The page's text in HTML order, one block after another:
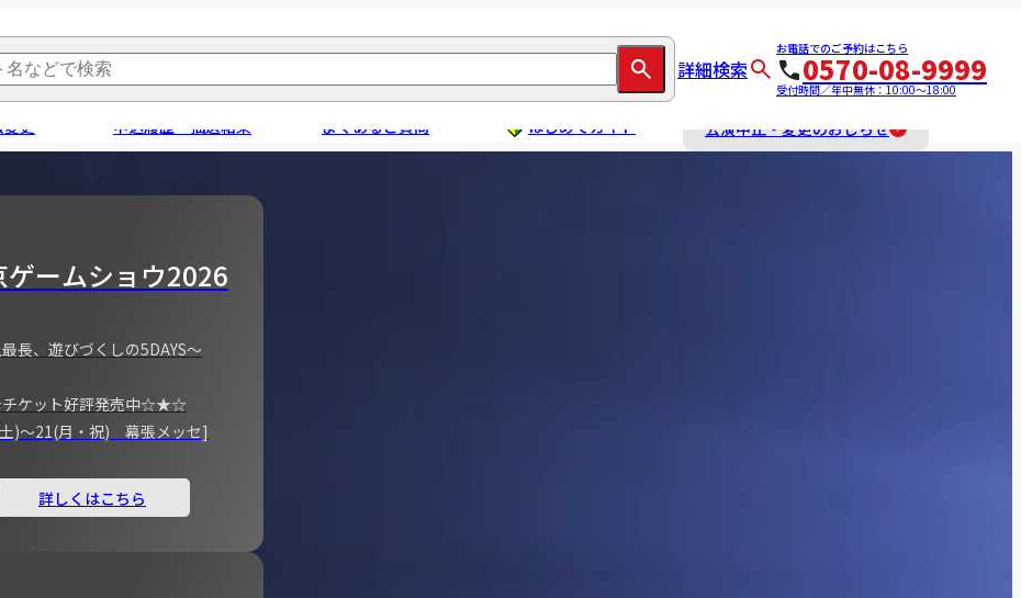
詳細検索
お電話でのご予約はこちら
0570-08-9999
受付時間／年中無休：10:00～18:00
変更 申込履歴・抽選結果 よくあるご質問 はじめてガイド 公演中止・変更のおしらせ
ゲームショウ2026
長、遊びづくしの5DAYS～
ケット好評発売中☆★☆
)～21(月・祝) 幕張メッセ]
詳しくはこちら